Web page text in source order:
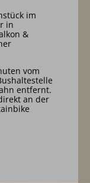
im
in
&
vom
entfernt.
an der